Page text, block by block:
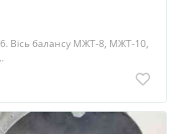
Вісь балансу МЖТ-8, МЖТ-10,